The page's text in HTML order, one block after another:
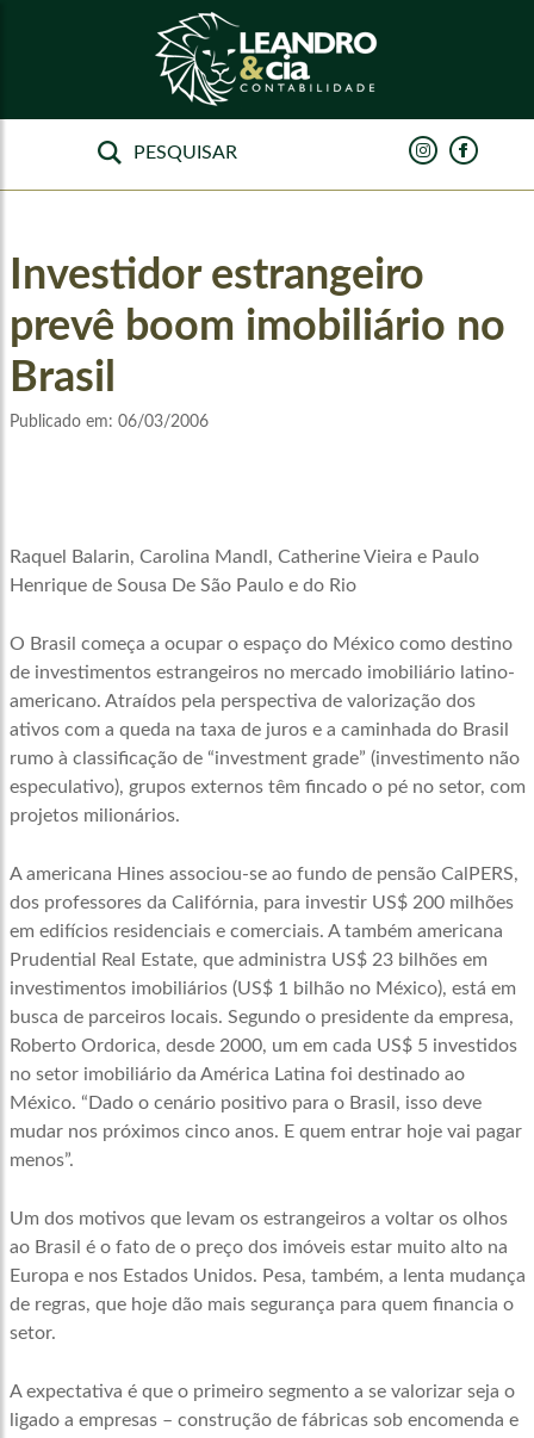
Investidor estrangeiro
prevê boom imobiliário no
Brasil
Publicado em: 06/03/2006
Raquel Balarin, Carolina Mandl, Catherine Vieira e Paulo
Henrique de Sousa De São Paulo e do Rio
O Brasil começa a ocupar o espaço do México como destino
de investimentos estrangeiros no mercado imobiliário latino-
americano. Atraídos pela perspectiva de valorização dos
ativos com a queda na taxa de juros e a caminhada do Brasil
rumo à classificação de “investment grade” (investimento não
especulativo), grupos externos têm fincado o pé no setor, com
projetos milionários.
A americana Hines associou-se ao fundo de pensão CalPERS,
dos professores da Califórnia, para investir US$ 200 milhões
em edifícios residenciais e comerciais. A também americana
Prudential Real Estate, que administra US$ 23 bilhões em
investimentos imobiliários (US$ 1 bilhão no México), está em
busca de parceiros locais. Segundo o presidente da empresa,
Roberto Ordorica, desde 2000, um em cada US$ 5 investidos
no setor imobiliário da América Latina foi destinado ao
México. “Dado o cenário positivo para o Brasil, isso deve
mudar nos próximos cinco anos. E quem entrar hoje vai pagar
menos”.
Um dos motivos que levam os estrangeiros a voltar os olhos
ao Brasil é o fato de o preço dos imóveis estar muito alto na
Europa e nos Estados Unidos. Pesa, também, a lenta mudança
de regras, que hoje dão mais segurança para quem financia o
setor.
A expectativa é que o primeiro segmento a se valorizar seja o
ligado a empresas – construção de fábricas sob encomenda e